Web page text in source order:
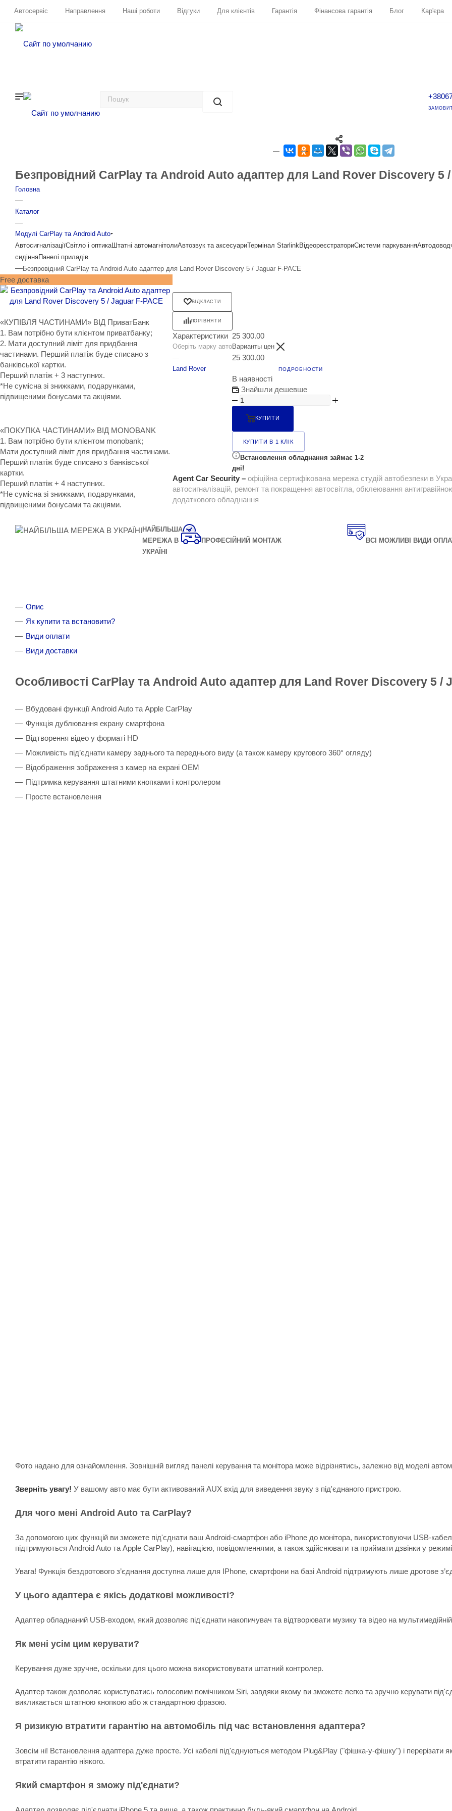
Автосервіс Направлення Наші роботи Відгуки Для клієнтів Гарантія Фінансова гарантія Блог Кар'єра
Безпровідний CarPlay та Android Auto адаптер для Land Rover Discovery 5
Головна
—
Каталог
—
Модулі CarPlay та Android Auto
АвтосигналізаціїСвітло і оптикаШтатні автомагнітолиАвтозвук та аксесуариТермінал StarlinkВідеореєстраториСистеми паркування
сидінняПанелі приладів
—Безпровідний CarPlay та Android Auto адаптер для Land Rover Discovery 5 / Jaguar F-PACE
Free доставка
«КУПІВЛЯ ЧАСТИНАМИ» ВІД ПриватБанк
1. Вам потрібно бути клієнтом приватбанку;
2. Мати доступний ліміт для придбання
частинами. Перший платіж буде списано з
банківської картки.
Перший платіж + 3 наступних.
*Не сумісна зі знижками, подарунками,
підвищеними бонусами та акціями.
«ПОКУПКА ЧАСТИНАМИ» ВІД MONOBANK
1. Вам потрібно бути клієнтом monobank;
Мати доступний ліміт для придбання частинами.
Перший платіж буде списано з банківської
картки.
Перший платіж + 4 наступних.
*Не сумісна зі знижками, подарунками,
підвищеними бонусами та акціями.
ВІДКЛАСТИ
ПОРІВНЯТИ
Характеристики
Оберіть марку авто
—
Land Rover
25 300.00
Варианты цен
25 300.00
ПОДРОБНОСТИ
В наявності
Знайшли дешевше
КУПИТИ
КУПИТИ В 1 КЛІК
Встановлення обладнання займає 1-2
дні!
Agent Car Security – офіційна сертифікована мережа студій автобезпеки в
автосигналізацій, ремонт та покращення автосвітла, обклеювання
додаткового обладнання
НАЙБІЛЬША
МЕРЕЖА В
УКРАЇНІ
ПРОФЕСІЙНИЙ МОНТАЖ ВСІ МОЖЛИВІ ВИДИ
Опис
Як купити та встановити?
Види оплати
Види доставки
Особливості CarPlay та Android Auto адаптер для Land Rover Discovery 5 /
Вбудовані функції Android Auto та Apple CarPlay
Функція дублювання екрану смартфона
Відтворення відео у форматі HD
Можливість під’єднати камеру заднього та переднього виду (а також камеру кругового 360° огляду)
Відображення зображення з камер на екрані ОЕМ
Підтримка керування штатними кнопками і контролером
Просте встановлення
Фото надано для ознайомлення. Зовнішній вигляд панелі керування та монітора може відрізнятись, залежно від моделі
Зверніть увагу! У вашому авто має бути активований AUX вхід для виведення звуку з під'єднаного пристрою.
Для чого мені Android Auto та CarPlay?
За допомогою цих функцій ви зможете під'єднати ваш Android-смартфон або iPhone до монітора, використовуючи USB-
підтримуються Android Auto та Apple CarPlay), навігацією, повідомленнями, а також здійснювати та приймати дзвінки у
Увага! Функція бездротового з’єднання доступна лише для IPhone, смартфони на базі Android підтримують лише дротове
У цього адаптера є якісь додаткові можливості?
Адаптер обладнаний USB-входом, який дозволяє під'єднати накопичувач та відтворювати музику та відео на
Як мені усім цим керувати?
Керування дуже зручне, оскільки для цього можна використовувати штатний контролер.
Адаптер також дозволяє користуватись голосовим помічником Siri, завдяки якому ви зможете легко та зручно керувати
викликається штатною кнопкою або ж стандартною фразою.
Я ризикую втратити гарантію на автомобіль під час встановлення адаптера?
Зовсім ні! Встановлення адаптера дуже просте. Усі кабелі під'єднуються методом Plug&Play ("фішка-у-фішку") і перерізати
втратити гарантію ніякого.
Який смартфон я зможу під'єднати?